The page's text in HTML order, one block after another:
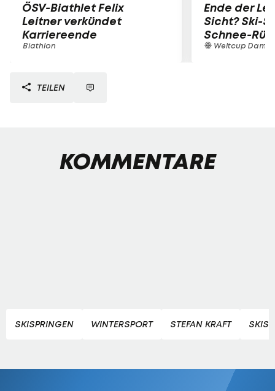
ÖSV-Biathlet Felix
Leitner verkündet
Karriereende
Biathlon
Ende der
Sicht? Ski-
Schnee-
Weltcup
TEILEN
KOMMENTARE
SKISPRINGEN WINTERSPORT STEFAN KRAFT